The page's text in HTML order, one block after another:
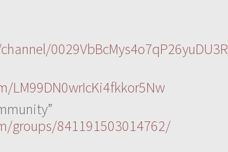
0029VbBcMys4o7qP26yuDU3R
groups/841191503014762/